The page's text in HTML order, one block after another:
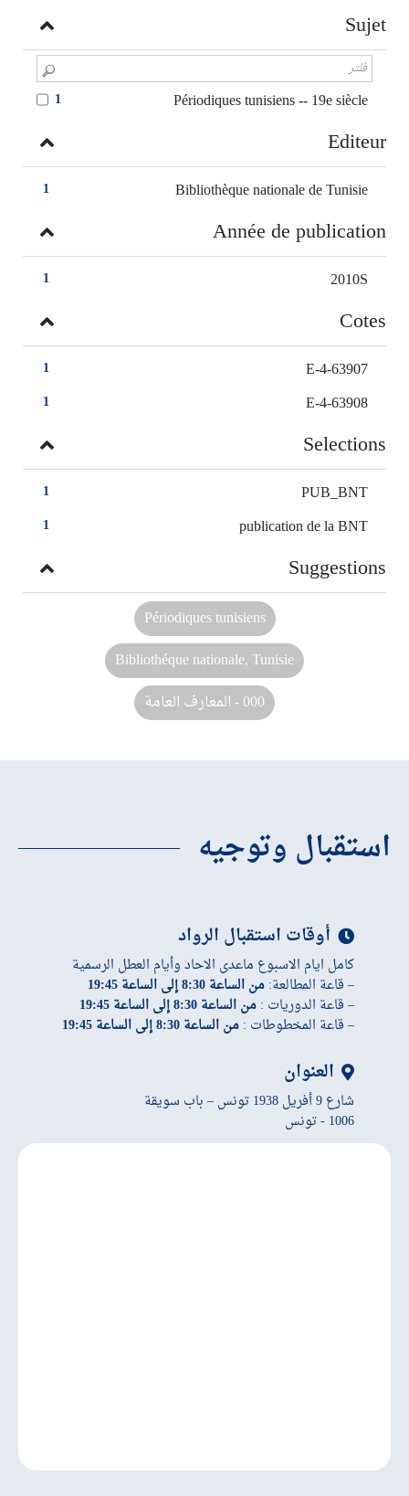
Sujet
1 Périodiques tunisiens -- 19e siècle
Editeur
1 Bibliothèque nationale de Tunisie
Année de publication
1 2010S
Cotes
1 E-4-63907
1 E-4-63908
Selections
1 PUB_BNT
1 publication de la BNT
Suggestions
Périodiques tunisiens
Bibliothéque nationale, Tunisie
000 - المعارف العامة
استقبال وتوجيه
أوقات استقبال الرواد
كامل ايام الاسبوع ماعدى الاحاد وأيام العطل الرسمية
– قاعة المطالعة:من الساعة 8:30 إلى الساعة 19:45
– قاعة الدوريات :من الساعة 8:30 إلى الساعة 19:45
– قاعة المخطوطات :من الساعة 8:30 إلى الساعة 19:45
العنوان
شارع 9 أفريل 1938 تونس – باب سويقة
1006 - تونس